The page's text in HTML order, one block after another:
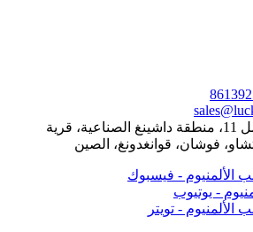
رقم 1، ورشة العمل 11، منطقة داشينغ الصناعية، قرية
فوشان، قوانغدونغ، الصين